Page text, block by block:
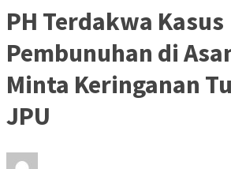
PH Terdakwa Kasus
Pembunuhan di
Minta Keringanan
JPU